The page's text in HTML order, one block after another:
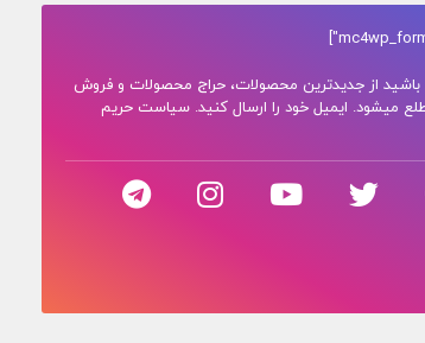
از جدیدترین محصولات، حراج محصولات و فروش
میشود. ایمیل خود را ارسال کنید. سیاست حریم